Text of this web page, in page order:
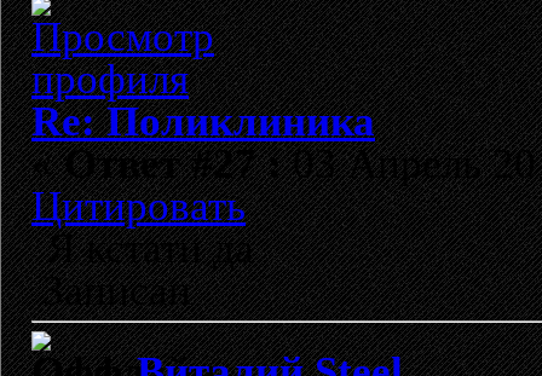
Re: Поликлиника
«Ответ #27 :03 Апрель
Цитировать
Я кстати да
Записан